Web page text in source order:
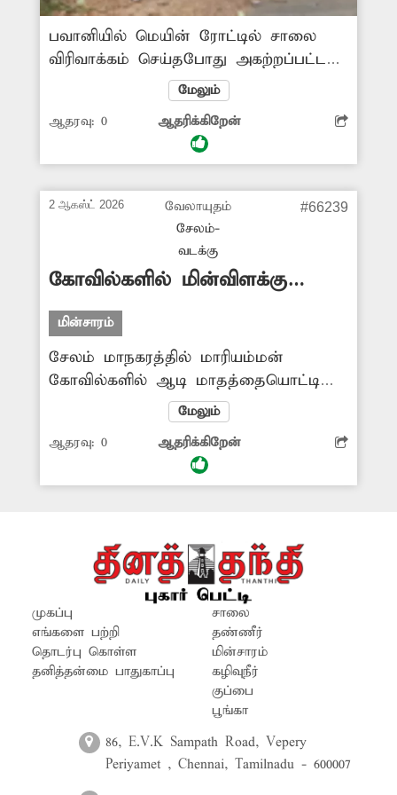
பவானியில் மெயின் ரோட்டில் சாலை
விரிவாக்கம் செய்தபோது அகற்றப்பட்ட
மின் கம்பங்கள் நடை பாதை ஓரத்தில்
வைக்கப்பட்டன. ஆனால் 4 மாதங்கள்
ஆகியும் அந்த மின்கம்பங்கள்
அப்புறப்படுத்தப்படவில்லை. இதனால்
ஏற்பட்டுள்ளது. மின்கம்பங்களை அகற்ற
அதிகாரிகள் நடவடிக்கை எடுக்க முன்வர
மேலும்
ஆதரவு: 0 ஆதரிக்கிறேன்
2 ஆகஸ்ட் 2026
வேலாயுதம்
சேலம்-
வடக்கு
#66239
கோவில்களில் மின்விளக்கு
எரியவில்லை
மின்சாரம்
சேலம் மாநகரத்தில் மாரியம்மன்
கோவில்களில் ஆடி மாதத்தையொட்டி
அதிகாலையில் திருமணமாகாத
பெண்கள் அம்மனுக்கு தண்ணீர் ஊற்றி
வணங்குவது வழக்கம். ஆனால்
மாநகரில் உள்ள கோவில்களில்
வந்து செல்கின்றனர். எனவே பெண்கள்
பாதுகாப்பு கருதி சம்பந்தப்பட்ட
அதிகாரிகள் ஆய்வு செய்து
கோவில்களில் மின்விளக்குகள் எரிய
செய்ய வேண்டும்.
மேலும்
ஆதரவு: 0 ஆதரிக்கிறேன்
முகப்பு
எங்களை பற்றி
தொடர்பு கொள்ள
தனித்தன்மை பாதுகாப்பு
சாலை
தண்ணீர்
மின்சாரம்
கழிவுநீர்
குப்பை
பூங்கா
86, E.V.K Sampath Road, Vepery
Periyamet , Chennai, Tamilnadu - 600007